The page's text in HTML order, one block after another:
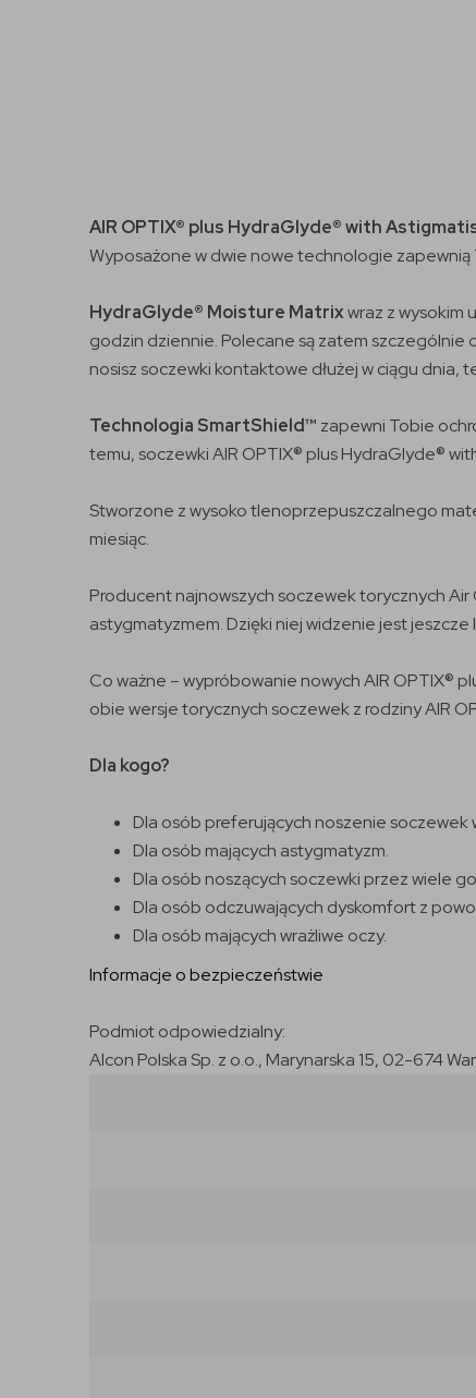
AIR OPTIX® plus HydraGlyde® with
Wyposażone w dwie nowe technologie
HydraGlyde® Moisture Matrixwraz z wysokim
godzin dziennie. Polecane są zatem
nosisz soczewki kontaktowe dłużej w ciągu
Technologia SmartShield™ zapewni Tobie
temu, soczewki AIR OPTIX® plus HydraGlyde®
Stworzone z wysoko tlenoprzepuszczalnego
miesiąc.
Producent najnowszych soczewek torycznych
astygmatyzmem. Dzięki niej widzenie jest jeszcze
Co ważne – wypróbowanie nowych AIR OPTIX®
obie wersje torycznych soczewek z rodziny AIR
Dla kogo?
Dla osób preferujących noszenie soczewek
Dla osób mających astygmatyzm.
Dla osób noszących soczewki przez wiele
Dla osób odczuwających dyskomfort z
Dla osób mających wrażliwe oczy.
Informacje o bezpieczeństwie
Podmiot odpowiedzialny:
Alcon Polska Sp. z o.o., Marynarska 15, 02-674